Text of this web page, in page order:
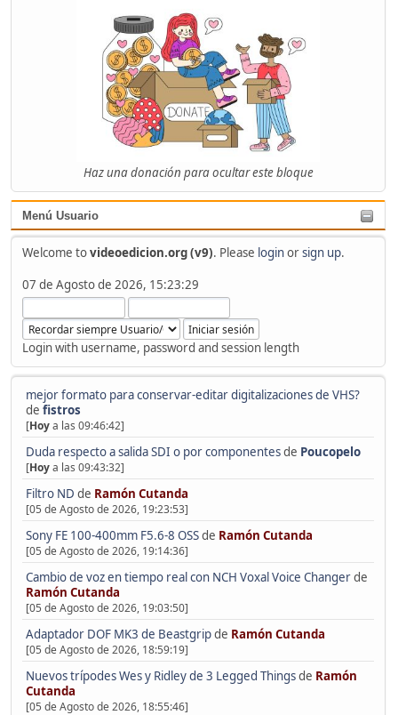
Haz una donación para ocultar este bloque
Menú Usuario
Welcome tovideoedicion.org (v9). Please loginorsign up.
07 de Agosto de 2026, 15:23:29
Login with username, password and session length
mejor formato para conservar-editar digitalizaciones de VHS?
de fistros
[Hoya las 09:46:42]
Duda respecto a salida SDI o por componentesde Poucopelo
[Hoya las 09:43:32]
Filtro ND de Ramón Cutanda
[05 de Agosto de 2026, 19:23:53]
Sony FE 100-400mm F5.6-8 OSSde Ramón Cutanda
[05 de Agosto de 2026, 19:14:36]
Cambio de voz en tiempo real con NCH Voxal Voice Changerde
Ramón Cutanda
[05 de Agosto de 2026, 19:03:50]
Adaptador DOF MK3 de Beastgripde Ramón Cutanda
[05 de Agosto de 2026, 18:59:19]
Nuevos trípodes Wes y Ridley de 3 Legged Thingsde Ramón
Cutanda
[05 de Agosto de 2026, 18:55:46]